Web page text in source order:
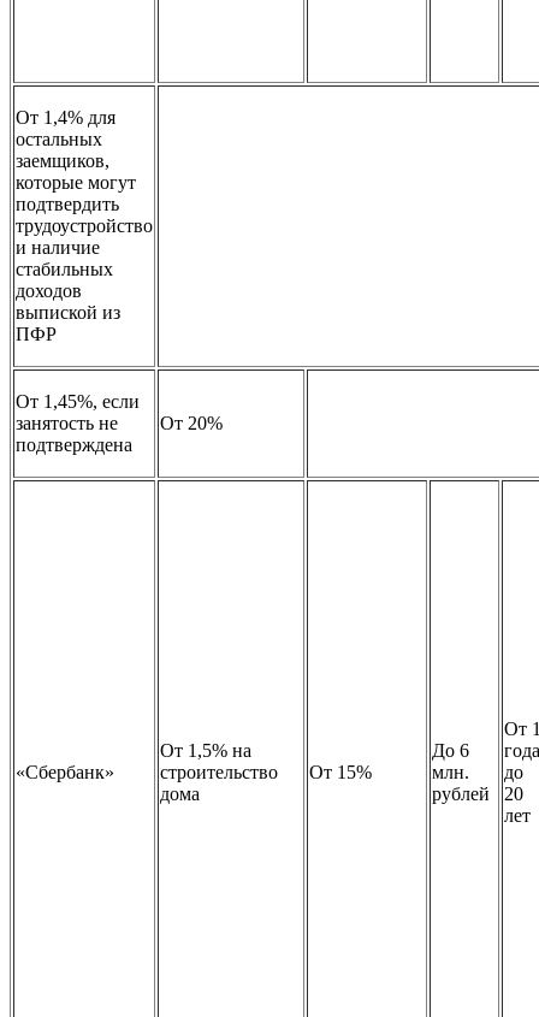
От 1,4% для
остальных
заемщиков,
которые могут
подтвердить
трудоустройство
и наличие
стабильных
доходов
выпиской из
ПФР
От 1,45%, если
занятость не
подтверждена
От 20%
«Сбербанк»
От 1,5% на
строительство
дома
От 15%
До 6
млн.
рублей
От
года
до
20
лет